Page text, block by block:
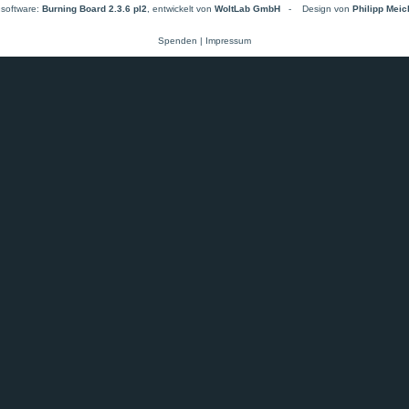
Burning Board 2.3.6 pl2 , entwickelt von WoltLab GmbH - Design von Philipp
Spenden | Impressum